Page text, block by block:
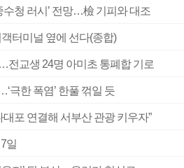
수청 러시’ 전망…檢 기피와 대조
터미널 옆에 선다(종합)
전교생 24명 아미초 통폐합 기로
극한 폭염’ 한풀 꺾일 듯
대포 연결해 서부산 관광 키우자”
일